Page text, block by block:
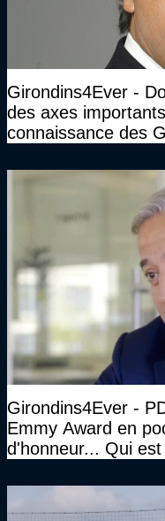
Girondins4Ever -
des axes
connaissance des
Girondins4Ever -
Emmy Award en
d'honneur... Qui